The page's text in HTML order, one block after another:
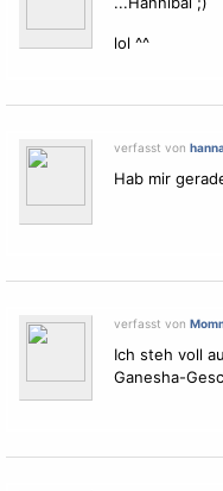
lol ^^
verfasst von
Hab mir
verfasst von
Ich steh voll
Ganesha-